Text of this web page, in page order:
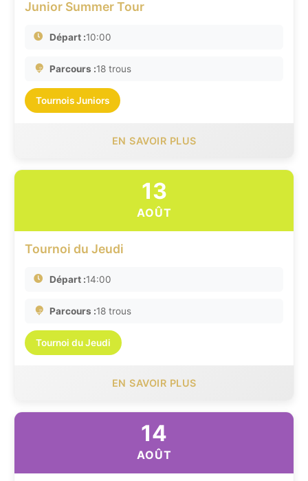
Junior Summer Tour
Départ :10:00
Parcours :18 trous
Tournois Juniors
EN SAVOIR PLUS
13
AOÛT
Tournoi du Jeudi
Départ :14:00
Parcours :18 trous
Tournoi du Jeudi
EN SAVOIR PLUS
14
AOÛT